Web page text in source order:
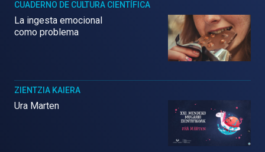
CUADERNO DE CULTURA CIENTÍFICA
La ingesta emocional
como problema
ZIENTZIA KAIERA
Ura Marten